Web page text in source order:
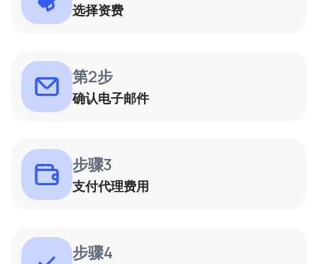
选择资费
第2步
确认电子邮件
步骤3
支付代理费用
步骤4